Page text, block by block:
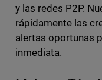
y las redes P2P.
rápidamente las
alertas oportunas
inmediata.